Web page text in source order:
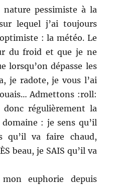
pessimiste à la
lequel j’ai toujours
: la météo. Le
du froid et que je ne
lorsqu’on dépasse les
je radote, je vous l’ai
Admettons :roll:
régulièrement la
: je sens qu’il
qu’il va faire chaud,
beau, je SAIS qu’il va
euphorie depuis